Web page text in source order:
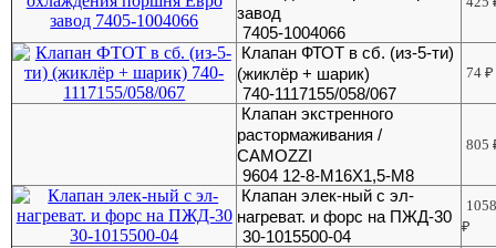
завод
7405-1004066
Клапан ФТОТ в сб. (из-5-ти)
(жиклёр + шарик)
740-1117155/058/067
74₽
Клапан экстренного
растормаживания /
CAMOZZI
9604 12-8-М16Х1,5-М8
805
Клапан элек-ный с эл-
нагреват. и форс на ПЖД-30
30-1015500-04
₽